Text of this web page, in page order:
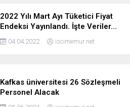
2022 Yılı Mart Ayı Tüketici Fiyat
Endeksi Yayınlandı. İşte Veriler…
04.04.2022 iscimemur.net
Kafkas üniversitesi 26 Sözleşmeli
Personel Alacak